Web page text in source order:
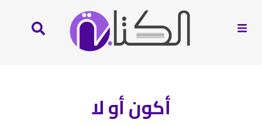
أكون أو لا